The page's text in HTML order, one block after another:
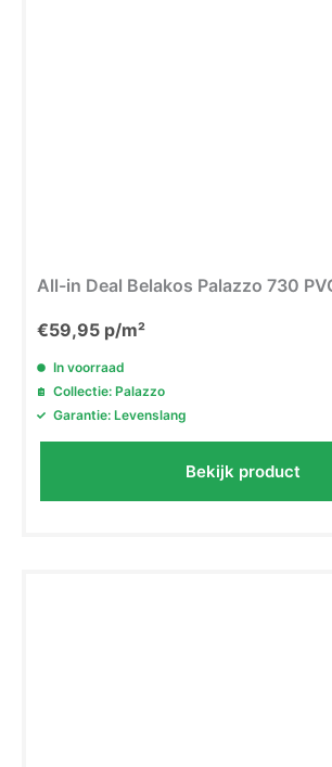
All-in Deal Belakos Palazzo 730
€59,95 p/m²
In voorraad
Collectie: Palazzo
Garantie: Levenslang
Bekijk product